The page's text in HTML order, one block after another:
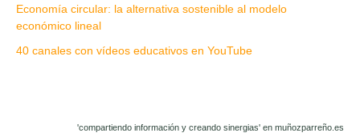
Economía circular: la alternativa sostenible al modelo
económico lineal
40 canales con vídeos educativos en YouTube
'compartiendo información y creando sinergias' en muñozparreño.es